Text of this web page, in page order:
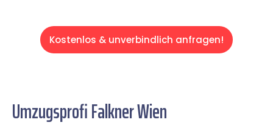
Kostenlos & unverbindlich anfragen!
Umzugsprofi Falkner Wien